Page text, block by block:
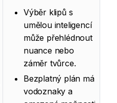
Výběr klipů s
umělou inteligencí
může přehlédnout
nuance nebo
záměr tvůrce.
Bezplatný plán má
vodoznaky a